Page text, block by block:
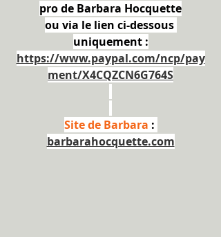
pro de Barbara Hocquette
ou via le lien ci-dessous
uniquement :
https://www.paypal.com/ncp/pay
ment/X4CQZCN6G764S
Site de Barbara :
barbarahocquette.com